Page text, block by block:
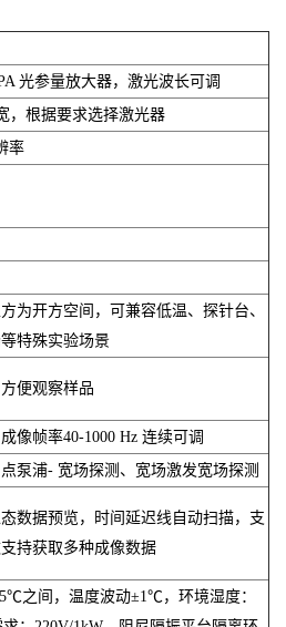
光参量放大器，激光波长可调
，根据要求选择激光器
率
为开方空间，可兼容低温、探针台、
特殊实验场景
便观察样品
像帧率40-1000 Hz 连续可调
泵浦- 宽场探测、宽场激发宽场探测
数据预览，时间延迟线自动扫描，支
持获取多种成像数据
之间，温度波动±1℃，环境湿度：